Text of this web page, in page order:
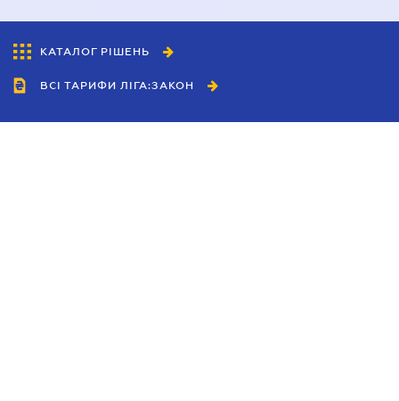
КАТАЛОГ РІШЕНЬ
ВСІ ТАРИФИ ЛІГА:ЗАКОН